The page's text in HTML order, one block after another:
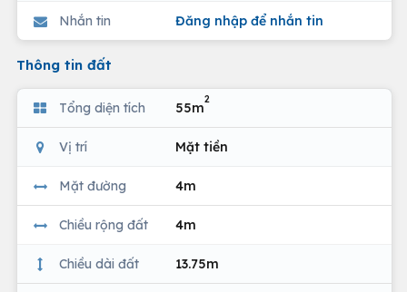
Nhắn tin Đăng nhập để nhắn tin
Thông tin đất
Tổng diện tích 55m
2
Vị trí Mặt tiền
Mặt đường 4m
Chiều rộng đất 4m
Chiều dài đất 13.75m